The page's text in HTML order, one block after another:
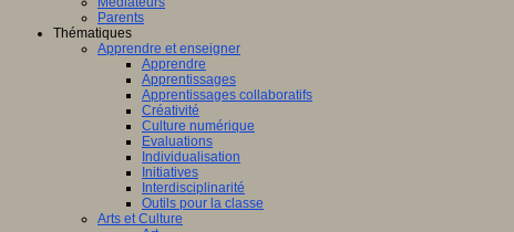
Parents
Thématiques
Apprendre et enseigner
Apprendre
Apprentissages
Apprentissages collaboratifs
Créativité
Culture numérique
Evaluations
Individualisation
Initiatives
Interdisciplinarité
Outils pour la classe
Arts et Culture